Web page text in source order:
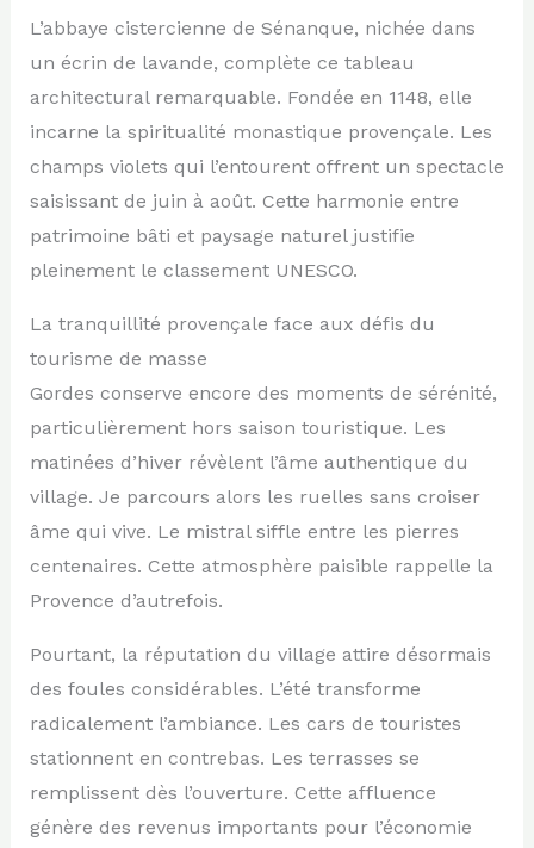
L’abbaye cistercienne de Sénanque, nichée dans
un écrin de lavande, complète ce tableau
architectural remarquable. Fondée en 1148, elle
incarne la spiritualité monastique provençale. Les
champs violets qui l’entourent offrent un spectacle
saisissant de juin à août. Cette harmonie entre
patrimoine bâti et paysage naturel justifie
pleinement le classement UNESCO.
La tranquillité provençale face aux défis du
tourisme de masse
Gordes conserve encore des moments de sérénité,
particulièrement hors saison touristique. Les
matinées d’hiver révèlent l’âme authentique du
village. Je parcours alors les ruelles sans croiser
âme qui vive. Le mistral siffle entre les pierres
centenaires. Cette atmosphère paisible rappelle la
Provence d’autrefois.
Pourtant, la réputation du village attire désormais
des foules considérables. L’été transforme
radicalement l’ambiance. Les cars de touristes
stationnent en contrebas. Les terrasses se
remplissent dès l’ouverture. Cette affluence
génère des revenus importants pour l’économie